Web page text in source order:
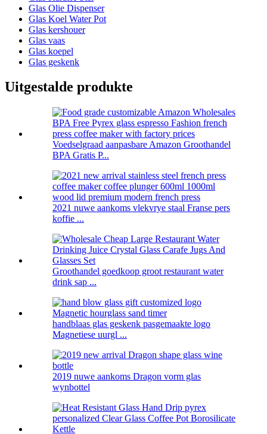
Glas Olie Dispenser
Glas Koel Water Pot
Glas kershouer
Glas vaas
Glas koepel
Glas geskenk
Uitgestalde produkte
Voedselgraad aanpasbare Amazon Groothandel
BPA Gratis P...
2021 nuwe aankoms vlekvrye staal Franse pers
koffie ...
Groothandel goedkoop groot restaurant water
drink sap ...
handblaas glas geskenk pasgemaakte logo
Magnetiese uurgl ...
2019 nuwe aankoms Dragon vorm glas
wynbottel